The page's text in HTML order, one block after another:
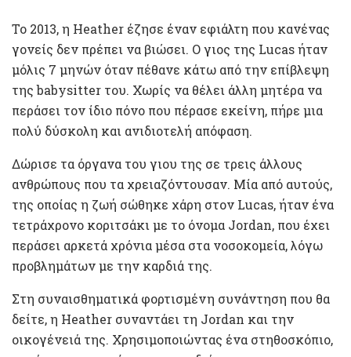
Το 2013, η Heather έζησε έναν εφιάλτη που κανένας
γονείς δεν πρέπει να βιώσει. Ο γιος της Lucas ήταν
μόλις 7 μηνών όταν πέθανε κάτω από την επίβλεψη
της babysitter του. Χωρίς να θέλει άλλη μητέρα να
περάσει τον ίδιο πόνο που πέρασε εκείνη, πήρε μια
πολύ δύσκολη και ανιδιοτελή απόφαση.
Δώρισε τα όργανα του γιου της σε τρεις άλλους
ανθρώπους που τα χρειαζόντουσαν. Μία από αυτούς,
της οποίας η ζωή σώθηκε χάρη στον Lucas, ήταν ένα
τετράχρονο κοριτσάκι με το όνομα Jordan, που έχει
περάσει αρκετά χρόνια μέσα στα νοσοκομεία, λόγω
προβλημάτων με την καρδιά της.
Στη συναισθηματικά φορτισμένη συνάντηση που θα
δείτε, η Heather συναντάει τη Jordan και την
οικογένειά της. Χρησιμοποιώντας ένα στηθοσκόπιο,